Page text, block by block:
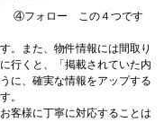
ォロー この４つです
。また、物件情報には間取り
行くと、「掲載されていた内
に、確実な情報をアップする
。
客様に丁寧に対応することは